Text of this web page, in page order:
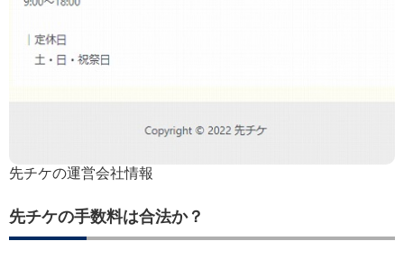
先チケの運営会社情報
先チケの手数料は合法か？